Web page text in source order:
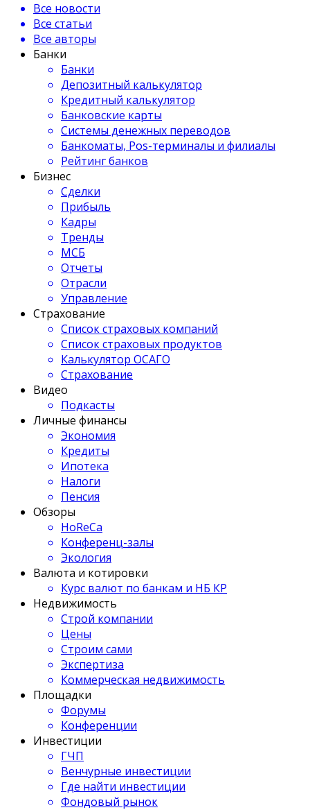
Все новости
Все статьи
Все авторы
Банки
Банки
Депозитный калькулятор
Кредитный калькулятор
Банковские карты
Системы денежных переводов
Банкоматы, Pos-терминалы и филиалы
Рейтинг банков
Бизнес
Сделки
Прибыль
Кадры
Тренды
МСБ
Отчеты
Отрасли
Управление
Страхование
Список страховых компаний
Список страховых продуктов
Калькулятор ОСАГО
Страхование
Видео
Подкасты
Личные финансы
Экономия
Кредиты
Ипотека
Налоги
Пенсия
Обзоры
HoReCa
Конференц-залы
Экология
Валюта и котировки
Курс валют по банкам и НБ КР
Недвижимость
Строй компании
Цены
Строим сами
Экспертиза
Коммерческая недвижимость
Площадки
Форумы
Конференции
Инвестиции
ГЧП
Венчурные инвестиции
Где найти инвестиции
Фондовый рынок